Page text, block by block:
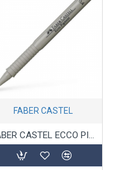
FABER CASTEL
FABER CASTEL ECCO PIGMENT ΜΑΡΚΑΔΟΡΟΣ ΣΧΕΔΙΟΥ 0.4 ΜΑΥΡΟ